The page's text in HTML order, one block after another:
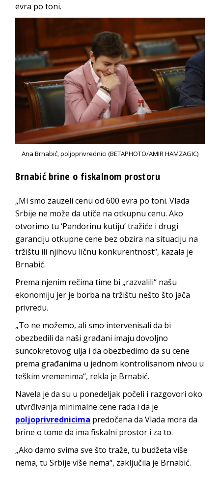
evra po toni.
Ana Brnabić, poljoprivrednici (BETAPHOTO/AMIR HAMZAGIC)
Brnabić brine o fiskalnom prostoru
„Mi smo zauzeli cenu od 600 evra po toni. Vlada
Srbije ne može da utiče na otkupnu cenu. Ako
otvorimo tu ‘Pandorinu kutiju’ tražiće i drugi
garanciju otkupne cene bez obzira na situaciju na
tržištu ili njihovu ličnu konkurentnost“, kazala je
Brnabić.
Prema njenim rečima time bi „razvalili“ našu
ekonomiju jer je borba na tržištu nešto što jača
privredu.
„To ne možemo, ali smo intervenisali da bi
obezbedili da naši građani imaju dovoljno
suncokretovog ulja i da obezbedimo da su cene
prema građanima u jednom kontrolisanom nivou u
teškim vremenima“, rekla je Brnabić.
Navela je da su u ponedeljak počeli i razgovori oko
utvrđivanja minimalne cene rada i da je
poljoprivrednicima predočena da Vlada mora da
brine o tome da ima fiskalni prostor i za to.
„Ako damo svima sve što traže, tu budžeta više
nema, tu Srbije više nema“, zaključila je Brnabić.